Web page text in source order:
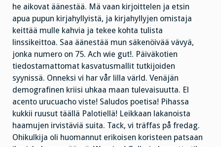
he aikovat äänestää. Mä vaan kirjoittelen ja etsin
apua pupun kirjahyllyistä, ja kirjahyllyjen omistaja
keittää mulle kahvia ja tekee kohta tulista
linssikeittoa. Saa äänestää mun säkenöivää vävyä,
jonka numero on 75. Ach wie gut!. Päiväkotien
tiedostamattomat kasvatusmallit tutkijoiden
syynissä. Onneksi vi har vår lilla värld. Venäjän
demografinen kriisi uhkaa maan tulevaisuutta. El
acento urucuacho viste! Saludos poetisa! Pihassa
kukkii ruusut täällä Palotiellä! Leikkaan lakanoista
haamujen irvistäviä suita. Tack, vi träffas på fredag.
Ohikulkija oli huomannut erikoisen koristeen patsaan